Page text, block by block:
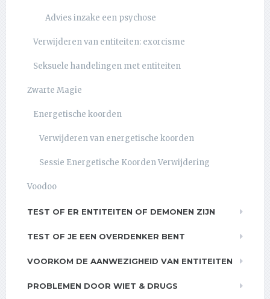
Advies inzake een psychose
Verwijderen van entiteiten: exorcisme
Seksuele handelingen met entiteiten
Zwarte Magie
Energetische koorden
Verwijderen van energetische koorden
Sessie Energetische Koorden Verwijdering
Voodoo
TEST OF ER ENTITEITEN OF DEMONEN ZIJN
TEST OF JE EEN OVERDENKER BENT
VOORKOM DE AANWEZIGHEID VAN ENTITEITEN
PROBLEMEN DOOR WIET & DRUGS